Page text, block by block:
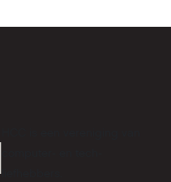
liefhebbers.